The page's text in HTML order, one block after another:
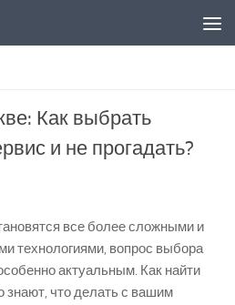
Как выбрать
и не прогадать?
все более сложными и
технологиями, вопрос выбора
актуальным. Как найти
знают, что делать с вашим